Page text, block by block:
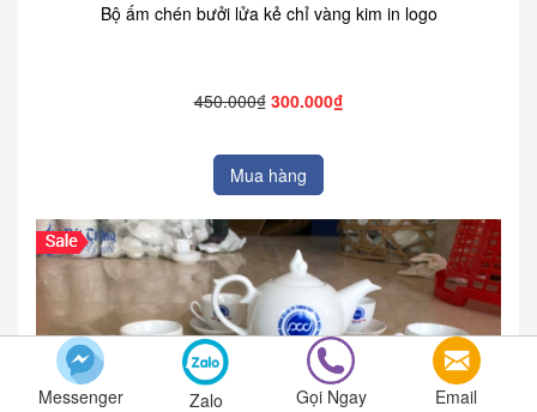
Bộ ấm chén bưởi lửa kẻ chỉ vàng kim in logo
450.000₫ 300.000₫
Mua hàng
Messenger Zalo Gọi Ngay Email